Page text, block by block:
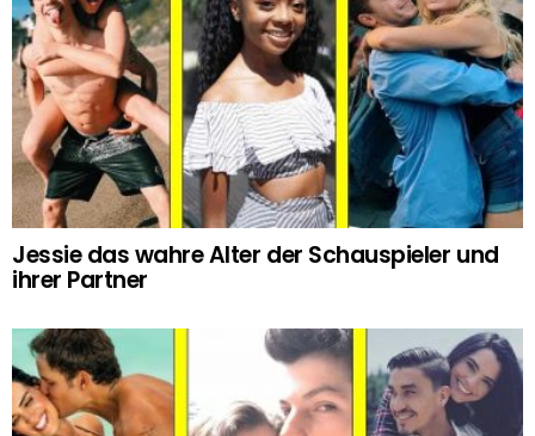
Jessie das wahre Alter der Schauspieler und
ihrer Partner